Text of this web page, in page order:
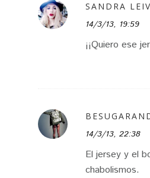
SANDRA
14/3/13, 19:59
¡¡Quiero ese
14/3/13, 22:38
El jersey y el
chabolismos.